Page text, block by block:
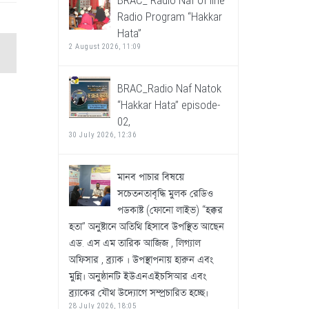
Radio Program “Hakkar
Hata”
2 August 2026, 11:09
BRAC_Radio Naf Natok
“Hakkar Hata” episode-
02,
30 July 2026, 12:36
মানব পাচার বিষয়ে
সচেতনতাবৃদ্ধি মুলক রেডিও
পডকাষ্ট (ফোনো লাইভ) “হক্কর
হতা” অনুষ্টানে অতিথি হিসাবে উপস্থিত আছেন
এড. এস এম তারিক আজিজ , লিগ্যাল
অফিসার , ব্র্যাক । উপস্থাপনায় হারুন এবং
মুন্নি। অনুষ্ঠানটি ইউএনএইচসিআর এবং
ব্র্যাকের যৌথ উদ্যোগে সম্প্রচারিত হচ্ছে।
28 July 2026, 18:05